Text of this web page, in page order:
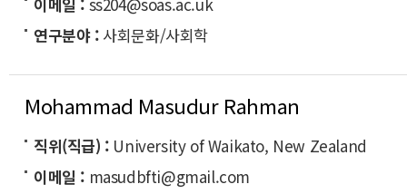
연구분야 사회문화/사회학
Mohammad Masudur Rahman
직위(직급)
University of Waikato, New Zealand
이메일
masudbfti@gmail.com